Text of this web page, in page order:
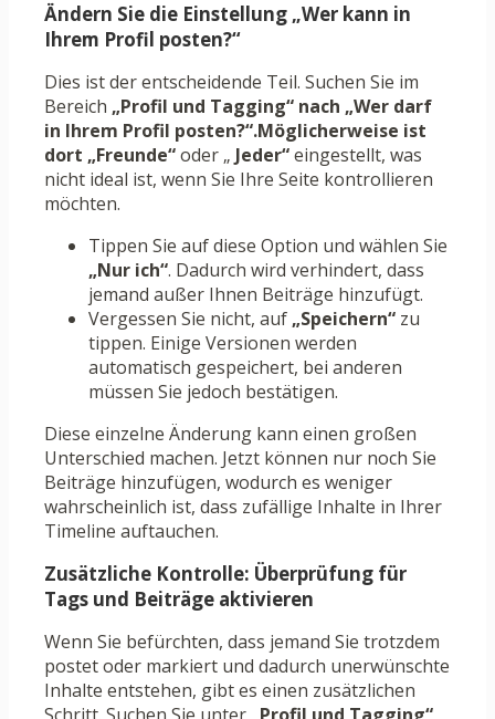
Ändern Sie die Einstellung „Wer kann in
Ihrem Profil posten?“
Dies ist der entscheidende Teil. Suchen Sie im
Bereich „Profil und Tagging“ nach „Wer darf
in Ihrem Profil posten?“.Möglicherweise ist
dort „Freunde“oder „ Jeder“eingestellt, was
nicht ideal ist, wenn Sie Ihre Seite kontrollieren
möchten.
Tippen Sie auf diese Option und wählen Sie
„Nur ich“. Dadurch wird verhindert, dass
jemand außer Ihnen Beiträge hinzufügt.
Vergessen Sie nicht, auf „Speichern“ zu
tippen. Einige Versionen werden
automatisch gespeichert, bei anderen
müssen Sie jedoch bestätigen.
Diese einzelne Änderung kann einen großen
Unterschied machen. Jetzt können nur noch Sie
Beiträge hinzufügen, wodurch es weniger
wahrscheinlich ist, dass zufällige Inhalte in Ihrer
Timeline auftauchen.
Zusätzliche Kontrolle: Überprüfung für
Tags und Beiträge aktivieren
Wenn Sie befürchten, dass jemand Sie trotzdem
postet oder markiert und dadurch unerwünschte
Inhalte entstehen, gibt es einen zusätzlichen